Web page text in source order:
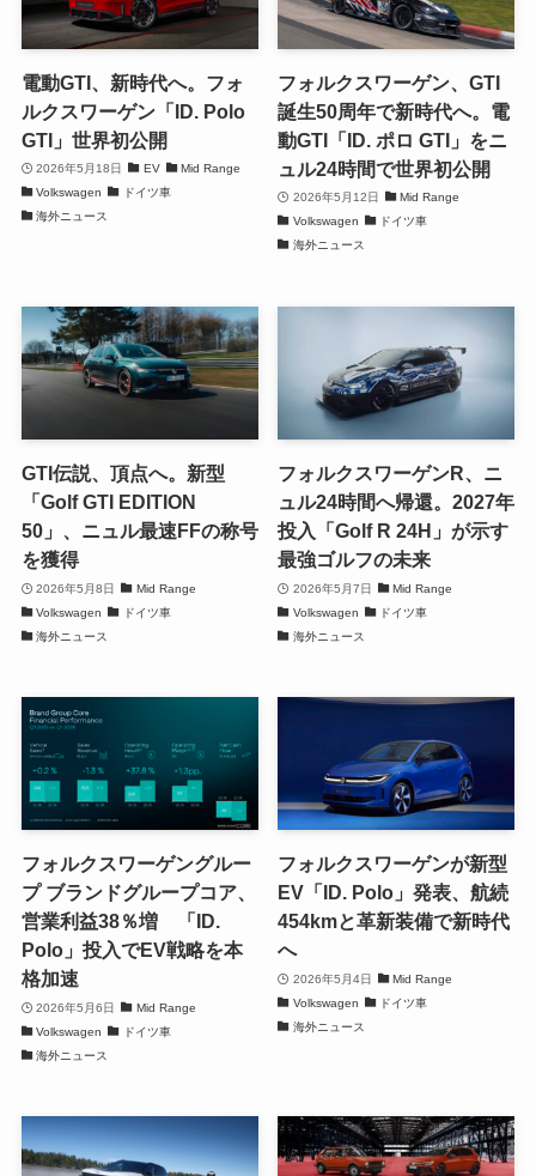
電動GTI、新時代へ。フォ
ルクスワーゲン「ID. Polo
GTI」世界初公開
2026年5月18日 EV
Mid Range
Volkswagen
ドイツ車
海外ニュース
フォルクスワーゲン、GTI
誕生50周年で新時代へ。電
動GTI「ID. ポロ GTI」をニ
ュル24時間で世界初公開
2026年5月12日
Mid Range
Volkswagen
ドイツ車
海外ニュース
GTI伝説、頂点へ。新型
「Golf GTI EDITION
50」、ニュル最速FFの称号
を獲得
2026年5月8日
Mid Range
Volkswagen
ドイツ車
海外ニュース
フォルクスワーゲンR、ニ
ュル24時間へ帰還。2027年
投入「Golf R 24H」が示す
最強ゴルフの未来
2026年5月7日
Mid Range
Volkswagen
ドイツ車
海外ニュース
フォルクスワーゲングルー
プ ブランドグループコア、
営業利益38％増 「ID.
Polo」投入でEV戦略を本
格加速
2026年5月6日
Mid Range
Volkswagen
ドイツ車
海外ニュース
フォルクスワーゲンが新型
EV「ID. Polo」発表、航続
454kmと革新装備で新時代
へ
2026年5月4日
Mid Range
Volkswagen
ドイツ車
海外ニュース